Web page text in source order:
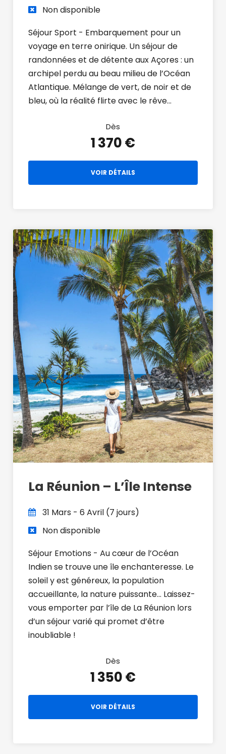
Non disponible
Séjour Sport - Embarquement pour un
voyage en terre onirique. Un séjour de
randonnées et de détente aux Açores : un
archipel perdu au beau milieu de l’Océan
Atlantique. Mélange de vert, de noir et de
bleu, où la réalité flirte avec le rêve…
Dès
1 370 €
VOIR DÉTAILS
La Réunion – L’Île Intense
31 Mars - 6 Avril (7 jours)
Non disponible
Séjour Emotions - Au cœur de l’Océan
Indien se trouve une île enchanteresse. Le
soleil y est généreux, la population
accueillante, la nature puissante... Laissez-
vous emporter par l’île de La Réunion lors
d’un séjour varié qui promet d’être
inoubliable !
Dès
1 350 €
VOIR DÉTAILS